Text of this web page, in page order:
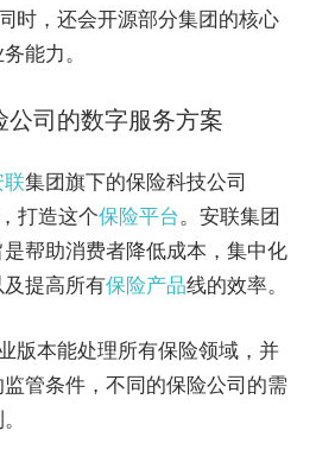
时，还会开源部分集团的核心
能力。
公司的数字服务方案
集团旗下的保险科技公司
打造这个保险平台。安联集团
帮助消费者降低成本，集中化
提高所有保险产品线的效率。
版本能处理所有保险领域，并
管条件，不同的保险公司的需